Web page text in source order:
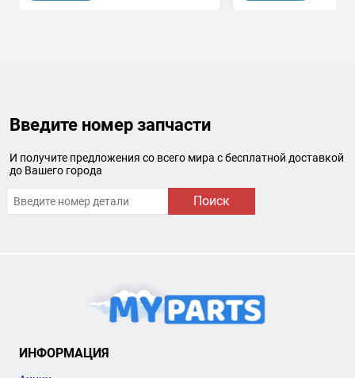
Введите номер запчасти
И получите предложения со всего мира с бесплатной доставкой
до Вашего города
Поиск
ИНФОРМАЦИЯ